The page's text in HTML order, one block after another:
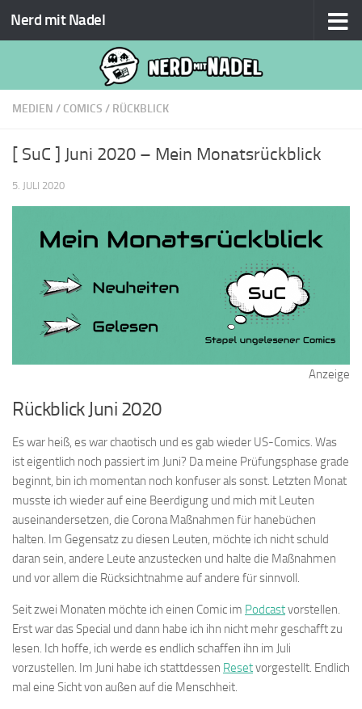
Zum Inhalt springen
Nerd mit Nadel
MEDIEN / COMICS / RÜCKBLICK
[ SuC ] Juni 2020 – Mein Monatsrückblick
5. JULI 2020
Anzeige
Rückblick Juni 2020
Es war heiß, es war chaotisch und es gab wieder US-Comics. Was
ist eigentlich noch passiert im Juni? Da meine Prüfungsphase grade
beginnt, bin ich momentan noch konfuser als sonst. Letzten Monat
musste ich wieder auf eine Beerdigung und mich mit Leuten
auseinandersetzen, die Corona Maßnahmen für hanebüchen
halten. Im Gegensatz zu diesen Leuten, möchte ich nicht schuld
daran sein, andere Leute anzustecken und halte die Maßnahmen
und vor allem die Rücksichtnahme auf andere für sinnvoll.
Seit zwei Monaten möchte ich einen Comic im Podcastvorstellen.
Erst war das Special und dann habe ich ihn nicht mehr geschafft zu
lesen. Ich hoffe, ich werde es endlich schaffen ihn im Juli
vorzustellen. Im Juni habe ich stattdessen Resetvorgestellt. Endlich
mal eine Sicht von außen auf die Menschheit.